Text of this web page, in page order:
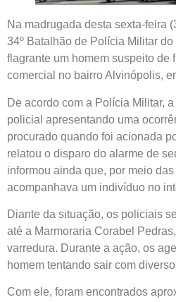
Na madrugada desta sexta-feira
34º Batalhão de Polícia Militar
flagrante um homem suspeito de
comercial no bairro Alvinópolis,
De acordo com a Polícia Militar,
policial apresentando uma
procurado quando foi acionada
relatou o disparo do alarme de
informou ainda que, por meio
acompanhava um indivíduo no
Diante da situação, os policiais
até a Marmoraria Corabel
varredura. Durante a ação, os
homem tentando sair com
Com ele, foram encontrados